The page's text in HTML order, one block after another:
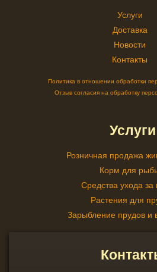
Услуги
Доставка
Новости
Контакты
Политика в отношении обработки
Отзыв согласия на обработку
Услуги
Розничная продажа
Корм для
Средства ухода за
Растения для
Зарыбление прудов и